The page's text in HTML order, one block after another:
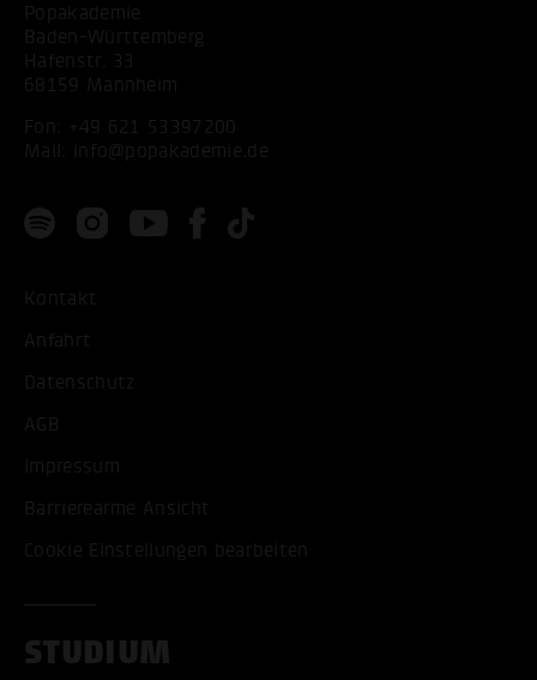
Popakademie
Baden-Württemberg
Hafenstr. 33
68159 Mannheim
Fon:
+49 621 53397200
Mail:
info@popakademie.de
Kontakt
Anfahrt
Datenschutz
AGB
Impressum
Barrierearme Ansicht
Cookie Einstellungen bearbeiten
STUDIUM